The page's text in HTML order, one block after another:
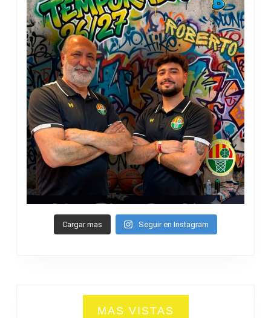
Cargar mas Seguir en Instagram
MAS VISTAS